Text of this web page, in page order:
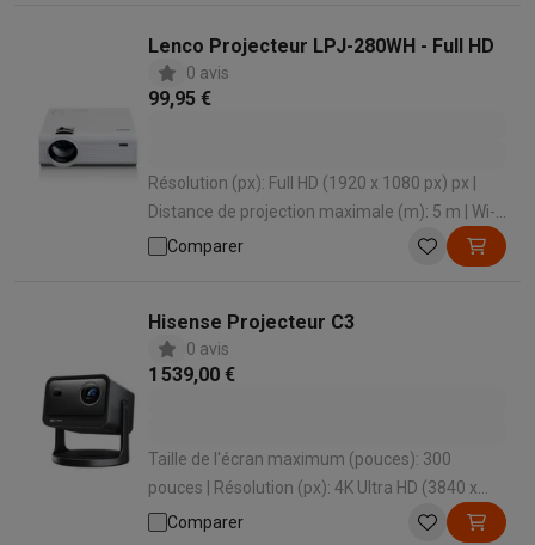
Lenco Projecteur LPJ-280WH - Full HD
0 avis
99,95 €
Résolution (px): Full HD (1920 x 1080 px) px |
Distance de projection maximale (m): 5 m | Wi-
Comparer
Hisense Projecteur C3
0 avis
1 539,00 €
Taille de l'écran maximum (pouces): 300
pouces | Résolution (px): 4K Ultra HD (3840 x
2160 px) px | Wi-Fi: Oui | Haut-parleurs intégrés:
Comparer